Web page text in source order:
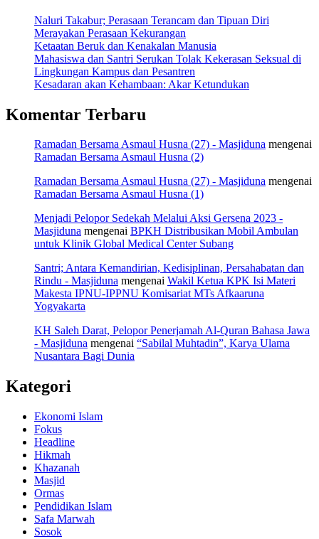
Naluri Takabur; Perasaan Terancam dan Tipuan Diri
Merayakan Perasaan Kekurangan
Ketaatan Beruk dan Kenakalan Manusia
Mahasiswa dan Santri Serukan Tolak Kekerasan Seksual di
Lingkungan Kampus dan Pesantren
Kesadaran akan Kehambaan: Akar Ketundukan
Komentar Terbaru
Ramadan Bersama Asmaul Husna (27) - Masjiduna mengenai
Ramadan Bersama Asmaul Husna (2)
Ramadan Bersama Asmaul Husna (27) - Masjiduna mengenai
Ramadan Bersama Asmaul Husna (1)
Menjadi Pelopor Sedekah Melalui Aksi Gersena 2023 -
Masjiduna mengenai BPKH Distribusikan Mobil Ambulan
untuk Klinik Global Medical Center Subang
Santri; Antara Kemandirian, Kedisiplinan, Persahabatan dan
Rindu - Masjiduna mengenai Wakil Ketua KPK Isi Materi
Makesta IPNU-IPPNU Komisariat MTs Afkaaruna
Yogyakarta
KH Saleh Darat, Pelopor Penerjamah Al-Quran Bahasa Jawa
- Masjiduna mengenai “Sabilal Muhtadin”, Karya Ulama
Nusantara Bagi Dunia
Kategori
Ekonomi Islam
Fokus
Headline
Hikmah
Khazanah
Masjid
Ormas
Pendidikan Islam
Safa Marwah
Sosok